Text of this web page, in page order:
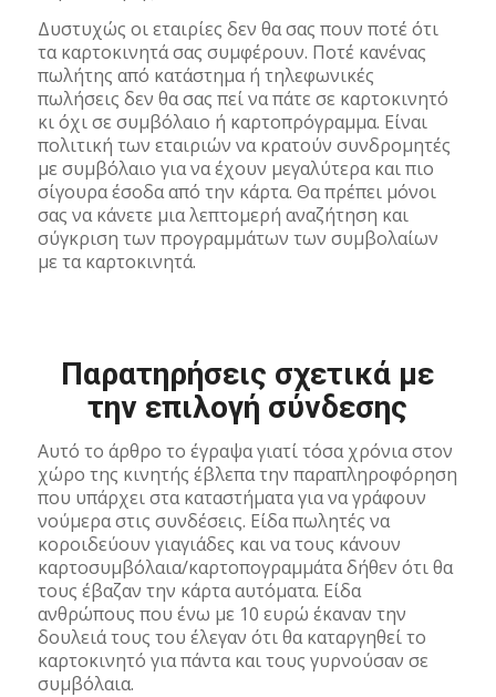
Δυστυχώς οι εταιρίες δεν θα σας πουν ποτέ ότι
τα καρτοκινητά σας συμφέρουν. Ποτέ κανένας
πωλήτης από κατάστημα ή τηλεφωνικές
πωλήσεις δεν θα σας πεί να πάτε σε καρτοκινητό
κι όχι σε συμβόλαιο ή καρτοπρόγραμμα. Είναι
πολιτική των εταιριών να κρατούν συνδρομητές
με συμβόλαιο για να έχουν μεγαλύτερα και πιο
σίγουρα έσοδα από την κάρτα. Θα πρέπει μόνοι
σας να κάνετε μια λεπτομερή αναζήτηση και
σύγκριση των προγραμμάτων των συμβολαίων
με τα καρτοκινητά.
Παρατηρήσεις σχετικά με
την επιλογή σύνδεσης
Αυτό το άρθρο το έγραψα γιατί τόσα χρόνια στον
χώρο της κινητής έβλεπα την παραπληροφόρηση
που υπάρχει στα καταστήματα για να γράφουν
νούμερα στις συνδέσεις. Είδα πωλητές να
κοροιδεύουν γιαγιάδες και να τους κάνουν
καρτοσυμβόλαια/καρτοπογραμμάτα δήθεν ότι θα
τους έβαζαν την κάρτα αυτόματα. Είδα
ανθρώπους που ένω με 10 ευρώ έκαναν την
δουλειά τους του έλεγαν ότι θα καταργηθεί το
καρτοκινητό για πάντα και τους γυρνούσαν σε
συμβόλαια.